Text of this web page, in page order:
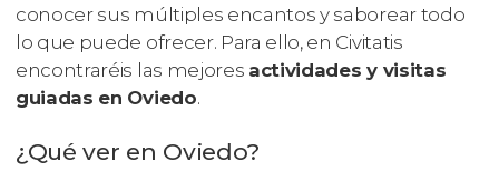
conocer sus múltiples encantos y saborear todo
lo que puede ofrecer. Para ello, en Civitatis
encontraréis las mejores actividades y visitas
guiadas en Oviedo.
¿Qué ver en Oviedo?